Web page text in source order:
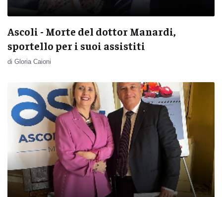
Ascoli - Morte del dottor Manardi,
sportello per i suoi assistiti
di Gloria Caioni